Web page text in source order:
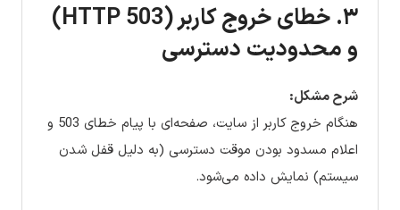
۳. خطای خروج کاربر (HTTP 503)
و محدودیت دسترسی
شرح مشکل:
هنگام خروج کاربر از سایت، صفحه‌ای با پیام خطای 503 و
اعلام مسدود بودن موقت دسترسی (به دلیل قفل شدن
سیستم) نمایش داده می‌شود.